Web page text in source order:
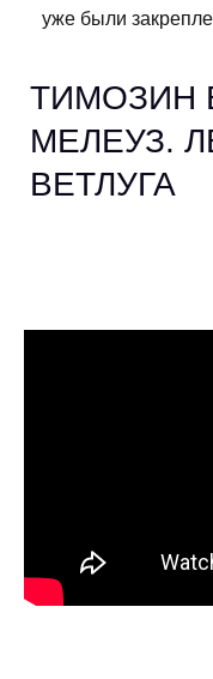
уже были
TИМОЗИН
МЕЛЕУЗ.
ВЕТЛУГА